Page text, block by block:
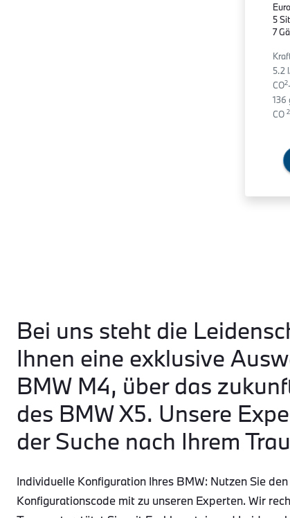
5
7
5.2
CO2
136
CO 2
Bei uns steht die
Ihnen eine exklusive
BMW M4, über das
des BMW X5. Unsere
der Suche nach Ihrem
Individuelle Konfiguration Ihres BMW: Nutzen Sie den
Konfigurationscode mit zu unseren Experten. Wir